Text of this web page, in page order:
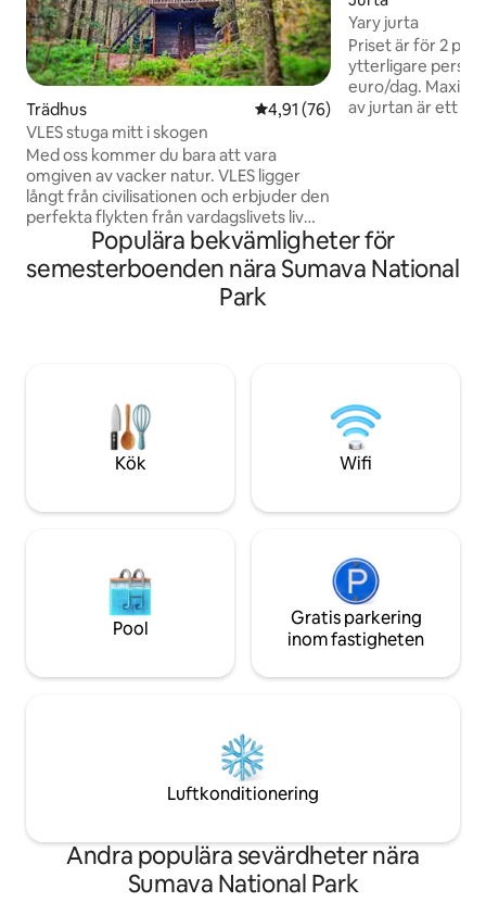
Trädhus 4,91 av 5 i genomsnittligt
4,91 (76)
VLES stuga mitt i skogen
Med oss kommer du bara att vara
omgiven av vacker natur. VLES ligger
långt från civilisationen och erbjuder den
perfekta flykten från vardagslivets liv
och rörelse. Gör dig redo för en
upplevelse där de enda grannarna
kommer att vara träden, fåglarna och
även möjlighet för insamling av bär.
Upplev ett äventyr som stannar i ditt
hjärta för alltid. Vi ser fram emot att se
Yary jurta
Priset är för 2
ytterligare person
euro/dag.
av jurtan är ett
En flock får
omkring dig.
Om du missar
Populära bekvämligheter för
semesterboenden nära Sumava National
Park
Kök Wifi
Pool
Gratis parkering
inom fastigheten
Luftkonditionering
Andra populära sevärdheter nära
Sumava National Park